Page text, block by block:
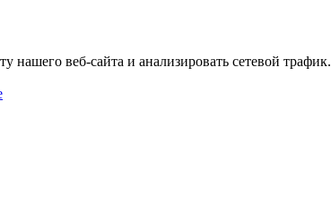
веб-сайта и анализировать сетевой трафик.